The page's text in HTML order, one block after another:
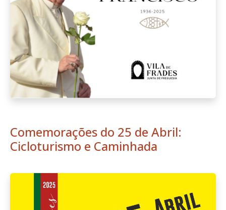
Comemorações do 25 de Abril:
Cicloturismo e Caminhada